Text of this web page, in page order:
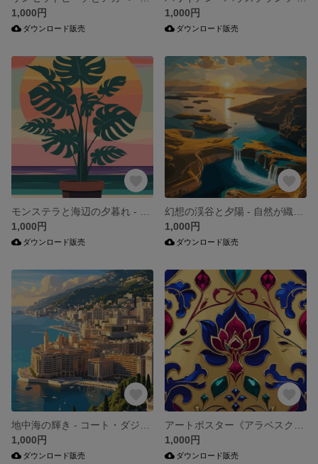
1,000円
ダウンロード販売
1,000円
ダウンロード販売
1,000円
ダウンロード販売
1,000円
ダウンロード販売
1,000円
ダウンロード販売
1,000円
ダウンロード販売